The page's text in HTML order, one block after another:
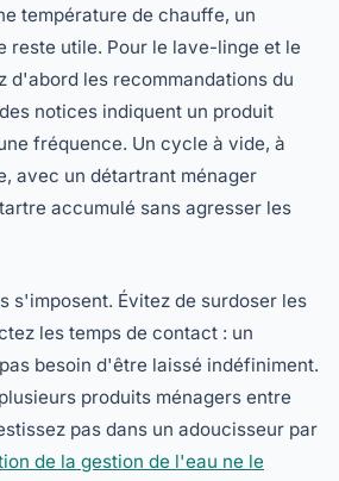
température de chauffe, un
reste utile. Pour le lave-linge et le
d'abord les recommandations du
notices indiquent un produit
fréquence. Un cycle à vide, à
avec un détartrant ménager
accumulé sans agresser les
s'imposent. Évitez de surdoser les
les temps de contact : un
besoin d'être laissé indéfiniment.
produits ménagers entre
pas dans un adoucisseur par
de la gestion de l'eau ne le